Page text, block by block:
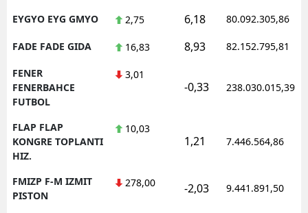
EYGYO EYG GMYO 2,75 6,18 80.092.305,86
FADE FADE GIDA 16,83 8,93 82.152.795,81
FENER
FENERBAHCE
FUTBOL
3,01
-0,33 238.030.015,39
FLAP FLAP
KONGRE TOPLANTI
HIZ.
10,03
1,21 7.446.564,86
FMIZP F-M IZMIT
PISTON
278,00 -2,03 9.441.891,50